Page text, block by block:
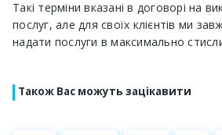
Такі терміни вказані в договорі на
послуг, але для своїх клієнтів ми
надати послуги в максимально
Також Вас можуть зацікавити